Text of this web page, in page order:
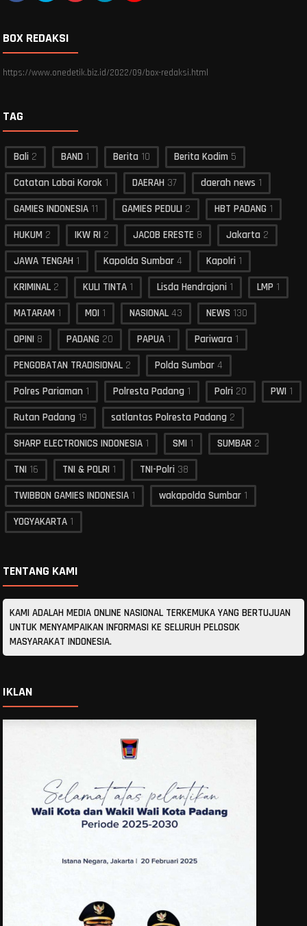
BOX REDAKSI
https://www.onedetik.biz.id/2022/09/box-redaksi.html
TAG
Bali 2 BAND 1 Berita 10 Berita Kodim 5
Catatan Labai Korok 1 DAERAH 37 daerah news 1
GAMIES INDONESIA 11 GAMIES PEDULI 2 HBT PADANG 1
HUKUM 2 IKW RI 2 JACOB ERESTE 8 Jakarta 2
JAWA TENGAH 1 Kapolda Sumbar 4 Kapolri 1
KRIMINAL 2 KULI TINTA 1 Lisda Hendrajoni 1 LMP 1
MATARAM 1 MOI 1 NASIONAL 43 NEWS 130
OPINI 8 PADANG 20 PAPUA 1 Pariwara 1
PENGOBATAN TRADISIONAL 2 Polda Sumbar 4
Polres Pariaman 1 Polresta Padang 1 Polri 20 PWI 1
Rutan Padang 19 satlantas Polresta Padang 2
SHARP ELECTRONICS INDONESIA 1 SMI 1 SUMBAR 2
TNI 16 TNI & POLRI 1 TNI-Polri 38
TWIBBON GAMIES INDONESIA 1 wakapolda Sumbar 1
YOGYAKARTA 1
TENTANG KAMI
KAMI ADALAH MEDIA ONLINE NASIONAL TERKEMUKA YANG BERTUJUAN
UNTUK MENYAMPAIKAN INFORMASI KE SELURUH PELOSOK
MASYARAKAT INDONESIA.
IKLAN